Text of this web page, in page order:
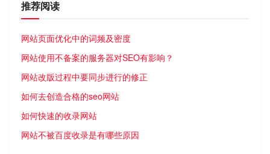
推荐阅读
网站页面优化中的词频及密度
网站使用不备案的服务器对SEO有影响？
网站改版过程中要同步进行的修正
如何去创造合格的seo网站
如何快速的收录网站
网站不被百度收录是有哪些原因